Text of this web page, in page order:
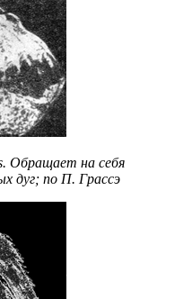
Обращает на себя
дуг; по П. Грассэ